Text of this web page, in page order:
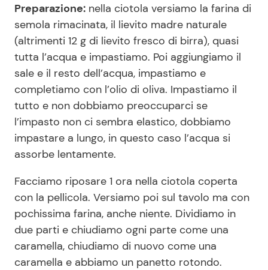
Preparazione: nella ciotola versiamo la farina di
semola rimacinata, il lievito madre naturale
(altrimenti 12 g di lievito fresco di birra), quasi
tutta l’acqua e impastiamo. Poi aggiungiamo il
sale e il resto dell’acqua, impastiamo e
completiamo con l’olio di oliva. Impastiamo il
tutto e non dobbiamo preoccuparci se
l’impasto non ci sembra elastico, dobbiamo
impastare a lungo, in questo caso l’acqua si
assorbe lentamente.
Facciamo riposare 1 ora nella ciotola coperta
con la pellicola. Versiamo poi sul tavolo ma con
pochissima farina, anche niente. Dividiamo in
due parti e chiudiamo ogni parte come una
caramella, chiudiamo di nuovo come una
caramella e abbiamo un panetto rotondo.